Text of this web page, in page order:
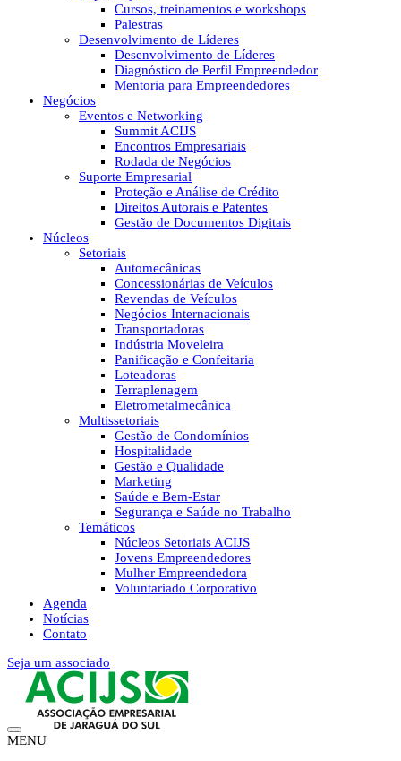
Cursos, treinamentos e workshops
Palestras
Desenvolvimento de Líderes
Desenvolvimento de Líderes
Diagnóstico de Perfil Empreendedor
Mentoria para Empreendedores
Negócios
Eventos e Networking
Summit ACIJS
Encontros Empresariais
Rodada de Negócios
Suporte Empresarial
Proteção e Análise de Crédito
Direitos Autorais e Patentes
Gestão de Documentos Digitais
Núcleos
Setoriais
Automecânicas
Concessionárias de Veículos
Revendas de Veículos
Negócios Internacionais
Transportadoras
Indústria Moveleira
Panificação e Confeitaria
Loteadoras
Terraplenagem
Eletrometalmecânica
Multissetoriais
Gestão de Condomínios
Hospitalidade
Gestão e Qualidade
Marketing
Saúde e Bem-Estar
Segurança e Saúde no Trabalho
Temáticos
Núcleos Setoriais ACIJS
Jovens Empreendedores
Mulher Empreendedora
Voluntariado Corporativo
Agenda
Notícias
Contato
Seja um associado
MENU